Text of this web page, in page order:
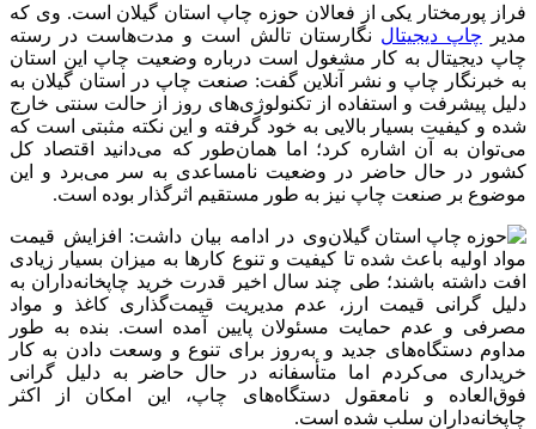
فراز پورمختار یکی از فعالان حوزه چاپ استان گیلان است. وی که
مدیر چاپ دیجیتال نگارستان تالش است و مدت‌هاست در رسته
چاپ دیجیتال به کار مشغول است درباره وضعیت چاپ این استان
به خبرنگار چاپ و نشر آنلاین گفت: صنعت چاپ در استان گیلان به
دلیل پیشرفت و استفاده از تکنولوژی‌های روز از حالت سنتی خارج
‌شده و کیفیت بسیار بالایی به خود گرفته و این نکته مثبتی است که
می‌توان به آن اشاره کرد؛ اما همان‌طور که می‌دانید اقتصاد کل
کشور در حال حاضر در وضعیت نامساعدی به سر می‌برد و این
موضوع بر صنعت چاپ نیز به طور مستقیم اثرگذار بوده است.
وی در ادامه بیان داشت: افزایش قیمت
مواد اولیه باعث شده تا کیفیت و تنوع کارها به میزان بسیار زیادی
افت داشته باشند؛ طی چند سال اخیر قدرت خرید چاپخانه‌داران به
دلیل گرانی قیمت ارز، عدم مدیریت قیمت‌گذاری کاغذ و مواد
مصرفی و عدم حمایت مسئولان پایین آمده است. بنده به طور
مداوم دستگاه‌های جدید و به‌روز برای تنوع و وسعت دادن به کار
خریداری می‌کردم اما متأسفانه در حال حاضر به دلیل گرانی
فوق‌العاده و نامعقول دستگاه‌های چاپ، این امکان از اکثر
چاپخانه‌داران سلب شده است.